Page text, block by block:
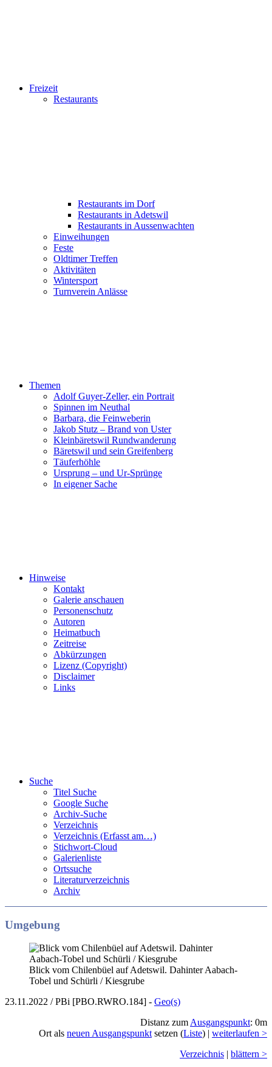
Freizeit
Restaurants
Restaurants im Dorf
Restaurants in Adetswil
Restaurants in Aussenwachten
Einweihungen
Feste
Oldtimer Treffen
Aktivitäten
Wintersport
Turnverein Anlässe
Themen
Adolf Guyer-Zeller, ein Portrait
Spinnen im Neuthal
Barbara, die Feinweberin
Jakob Stutz – Brand von Uster
Kleinbäretswil Rundwanderung
Bäretswil und sein Greifenberg
Täuferhöhle
Ursprung – und Ur-Sprünge
In eigener Sache
Hinweise
Kontakt
Galerie anschauen
Personenschutz
Autoren
Heimatbuch
Zeitreise
Abkürzungen
Lizenz (Copyright)
Disclaimer
Links
Suche
Titel Suche
Google Suche
Archiv-Suche
Verzeichnis
Verzeichnis (Erfasst am…)
Stichwort-Cloud
Galerienliste
Ortssuche
Literaturverzeichnis
Archiv
Umgebung
Blick vom Chilenbüel auf Adetswil. Dahinter Aabach-
Tobel und Schürli / Kiesgrube
23.11.2022 / PBi [PBO.RWRO.184] - Geo(s)
Distanz zumAusgangspunkt: 0m
Ort als neuen Ausgangspunktsetzen (Liste) | weiterlaufen >
Verzeichnis | blättern >